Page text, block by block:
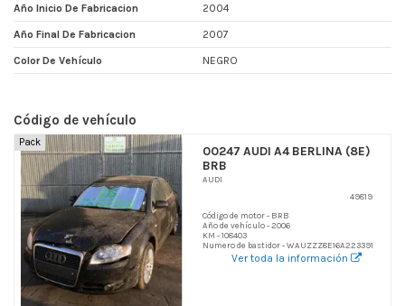
Año Inicio De Fabricacion 2004
Año Final De Fabricacion 2007
Color De Vehículo NEGRO
Código de vehículo
Pack
00247 AUDI A4 BERLINA (8E)
BRB
AUDI
49819
Código de motor - BRB
Año de vehículo - 2006
KM - 108403
Numero de bastidor - WAUZZZ8E16A223391
Ver toda la información